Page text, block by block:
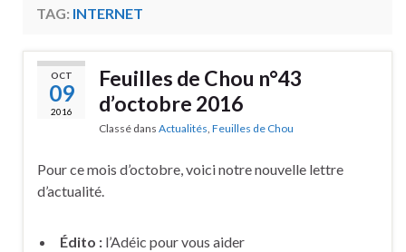
TAG: INTERNET
OCT
09
2016
Feuilles de Chou n°43
d’octobre 2016
Classé dans Actualités, Feuilles de Chou
Pour ce mois d’octobre, voici notre nouvelle lettre
d’actualité.
Édito : l’Adéic pour vous aider